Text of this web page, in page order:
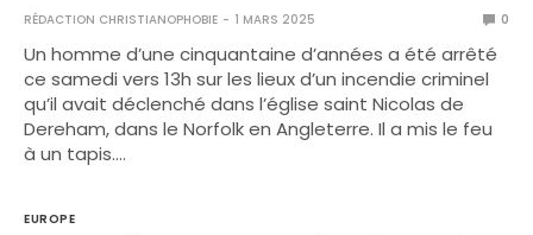
RÉDACTION CHRISTIANOPHOBIE 1 MARS 2025 0
Un homme d’une cinquantaine d’années a été arrêté
ce samedi vers 13h sur les lieux d’un incendie criminel
qu’il avait déclenché dans l’église saint Nicolas de
Dereham, dans le Norfolk en Angleterre. Il a mis le feu
à un tapis.…
EUROPE